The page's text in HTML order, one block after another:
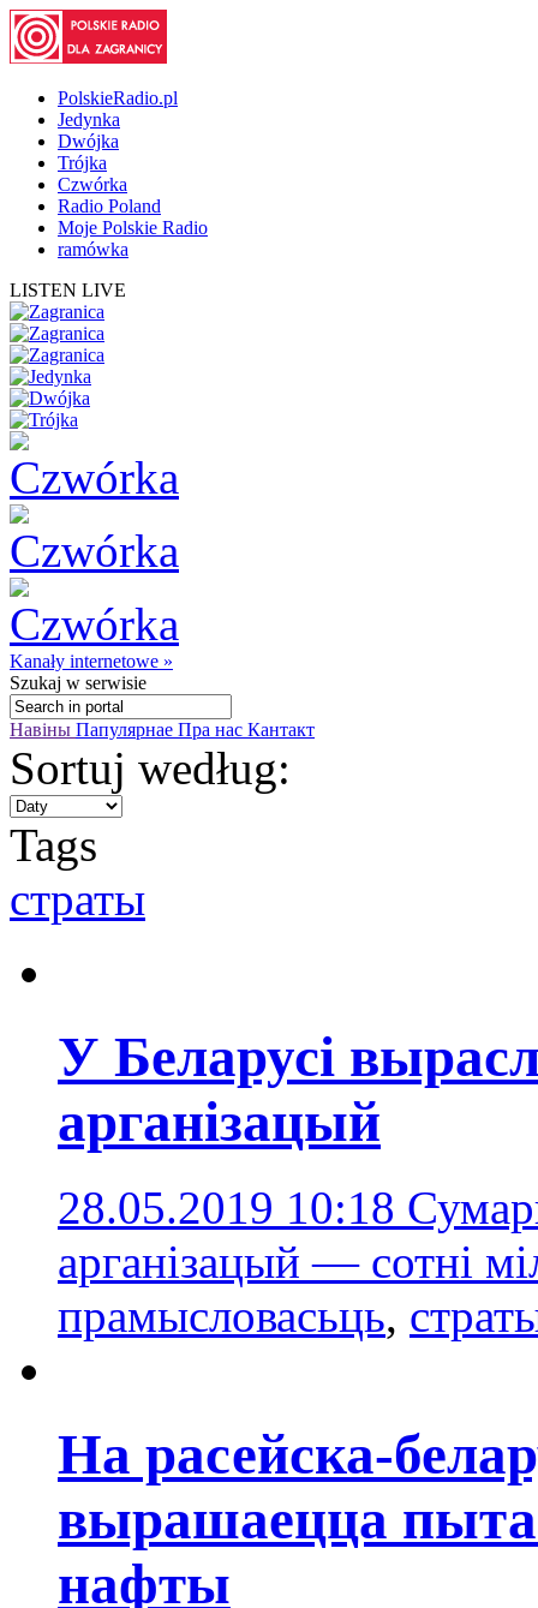
PolskieRadio.pl
Jedynka
Dwójka
Trójka
Czwórka
Radio Poland
Moje Polskie Radio
ramówka
LISTEN LIVE
Kanały internetowe »
Szukaj w serwisie
Навіны Папулярнае Пра нас Кантакт
Sortuj według:
Tags
страты
У Беларусі
арганізацый
28.05.2019 10:18
арганізацый — сотні
прамысловасьць,
На расейска-
вырашаецца
нафты